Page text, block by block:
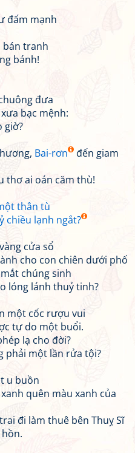
đấm mạnh
bán tranh
bánh!
đưa
bạc mệnh:
giờ?
Bai-rơn
đến giam
thơ ai oán căm thù!
thân tù
chiều lạnh ngắt?
cửa sổ
cho con chiên dưới phố
chúng sinh
lóng lánh thuỷ tinh?
một cốc rượu vui
tự do một buổi.
lạ cho đời?
phải một lần rửa tội?
u buồn
quên màu xanh của
đi làm thuê bên Thuỵ Sĩ